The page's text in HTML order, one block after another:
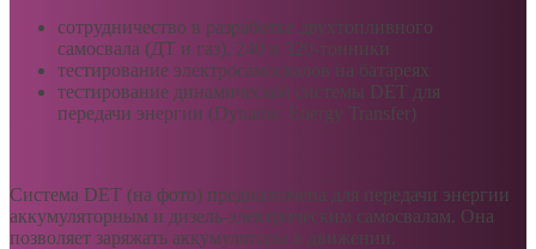
сотрудничество в разработке двухтопливного
самосвала (ДТ и газ), 240 и 320-тонники
тестирование электросамосвалов на батареях
тестирование динамической системы DET для
передачи энергии (Dynamic Energy Transfer)
Система DET (на фото) предназначена для передачи энергии
аккумуляторным и дизель-электрическим самосвалам. Она
позволяет заряжать аккумуляторы в движении.